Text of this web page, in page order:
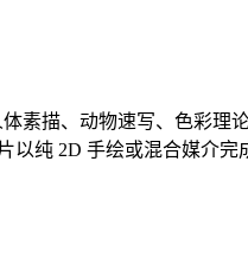
素描、动物速写、色彩
纯 2D 手绘或混合媒介